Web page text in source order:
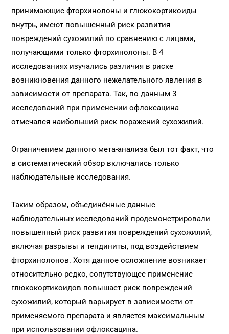
принимающие фторхинолоны и глюкокортикоиды
внутрь, имеют повышенный риск развития
повреждений сухожилий по сравнению с лицами,
получающими только фторхинолоны. В 4
исследованиях изучались различия в риске
возникновения данного нежелательного явления в
зависимости от препарата. Так, по данным 3
исследований при применении офлоксацина
отмечался наибольший риск поражений сухожилий.
Ограничением данного мета-анализа был тот факт, что
в систематический обзор включались только
наблюдательные исследования.
Таким образом, объединённые данные
наблюдательных исследований продемонстрировали
повышенный риск развития повреждений сухожилий,
включая разрывы и тендиниты, под воздействием
фторхинолонов. Хотя данное осложнение возникает
относительно редко, сопутствующее применение
глюкокортикоидов повышает риск повреждений
сухожилий, который варьирует в зависимости от
применяемого препарата и является максимальным
при использовании офлоксацина.